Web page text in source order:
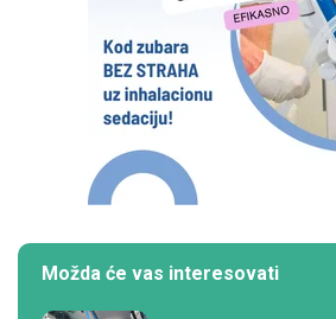
Možda će vas interesovati